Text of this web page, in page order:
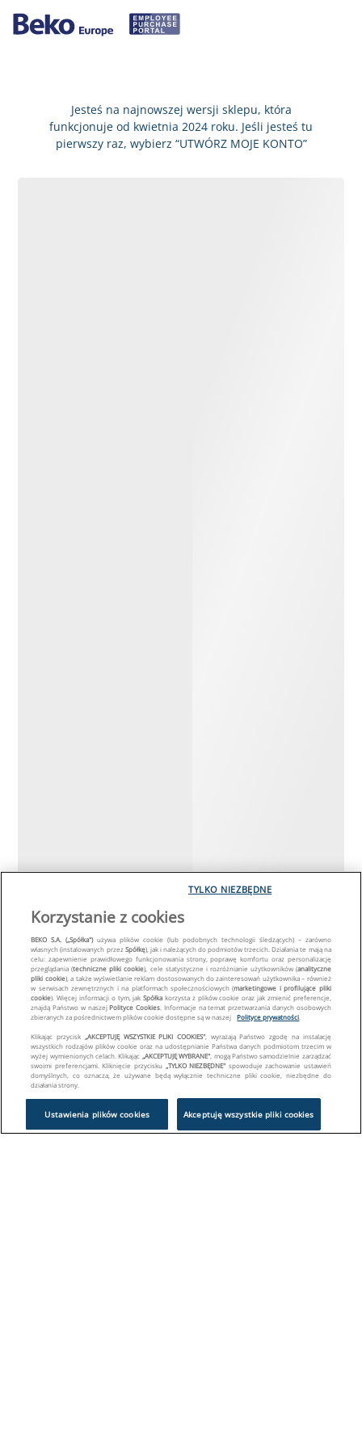
Jesteś na najnowszej wersji sklepu, która
funkcjonuje od kwietnia 2024 roku. Jeśli jesteś tu
pierwszy raz, wybierz “UTWÓRZ MOJE KONTO”
Korzystanie z cookies
BEKO S.A. („Spółka")używa plików cookie (lub podobnych technologii śledzących) – zarówno
własnych (instalowanych przezSpółkę), jak i należących do podmiotów trzecich. Działania te mają na
celu: zapewnienie prawidłowego funkcjonowania strony, poprawę komfortu oraz personalizację
przeglądania (techniczne pliki cookie), cele statystyczne i rozróżnianie użytkowników (analityczne
pliki cookie), a także wyświetlanie reklam dostosowanych do zainteresowań użytkownika – również
w serwisach zewnętrznych i na platformach społecznościowych (marketingowe i profilujące pliki
cookie). Więcej informacji o tym, jakSpółka korzysta z plików cookie oraz jak zmienić preferencje,
znajdą Państwo w naszejPolityce Cookies . Informacje na temat przetwarzania danych osobowych
zbieranych za pośrednictwem plików cookie dostępne są w naszej
Polityce prywatności
Klikając przycisk „AKCEPTUJĘ WSZYSTKIE PLIKI COOKIES" , wyrażają Państwo zgodę na instalację
wszystkich rodzajów plików cookie oraz na udostępnianie Państwa danych podmiotom trzecim w
wyżej wymienionych celach. Klikając „AKCEPTUJĘ WYBRANE" , mogą Państwo samodzielnie zarządzać
swoimi preferencjami. Kliknięcie przycisku „TYLKO NIEZBĘDNE" spowoduje zachowanie ustawień
domyślnych, co oznacza, że używane będą wyłącznie techniczne pliki cookie, niezbędne do
działania strony.
Ustawienia plików cookies Akceptuję wszystkie pliki cookies
TYLKO NIEZBĘDNE